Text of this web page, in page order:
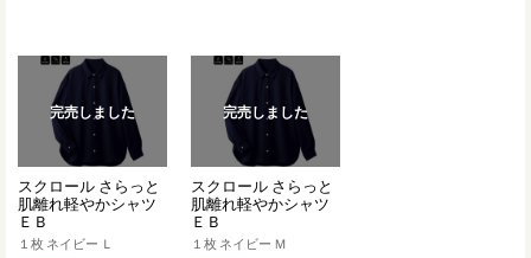
完売しました
スクロール さらっと
肌離れ軽やかシャツ
ＥＢ
１枚 ネイビー Ｌ
完売しました
スクロール さらっと
肌離れ軽やかシャツ
ＥＢ
１枚 ネイビー Ｍ